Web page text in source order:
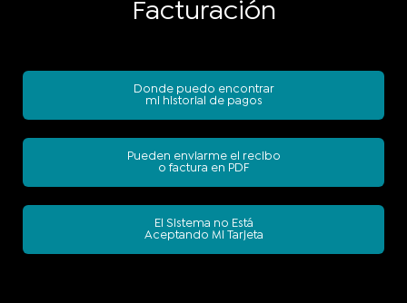
Facturación
Donde puedo encontrar
mi historial de pagos
Pueden enviarme el recibo
o factura en PDF
El Sistema no Está
Aceptando Mi Tarjeta